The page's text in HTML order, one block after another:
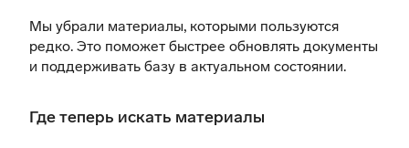
Мы убрали материалы, которыми пользуются
редко. Это поможет быстрее обновлять документы
и поддерживать базу в актуальном состоянии.
Где теперь искать материалы